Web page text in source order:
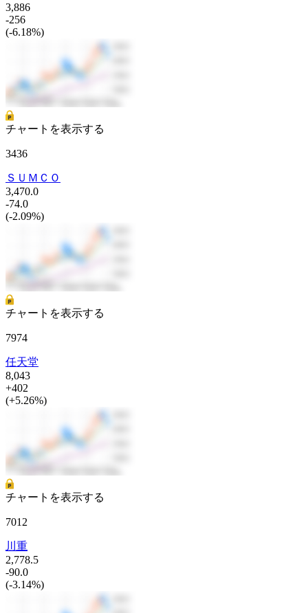
3,886
-256
(-6.18%)
チャートを表示する
3436
ＳＵＭＣＯ
3,470.0
-74.0
(-2.09%)
チャートを表示する
7974
任天堂
8,043
+402
(+5.26%)
チャートを表示する
7012
川重
2,778.5
-90.0
(-3.14%)